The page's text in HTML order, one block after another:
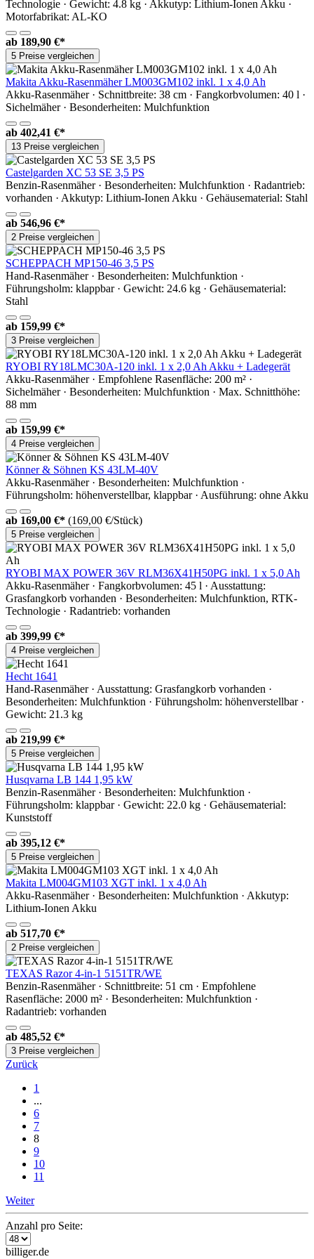
Technologie · Gewicht: 4.8 kg · Akkutyp: Lithium-Ionen Akku ·
Motorfabrikat: AL-KO
ab 189,90 €*
5 Preise vergleichen
Makita Akku-Rasenmäher LM003GM102 inkl. 1 x 4,0 Ah
Akku-Rasenmäher · Schnittbreite: 38 cm · Fangkorbvolumen: 40 l ·
Sichelmäher · Besonderheiten: Mulchfunktion
ab 402,41 €*
13 Preise vergleichen
Castelgarden XC 53 SE 3,5 PS
Benzin-Rasenmäher · Besonderheiten: Mulchfunktion · Radantrieb:
vorhanden · Akkutyp: Lithium-Ionen Akku · Gehäusematerial: Stahl
ab 546,96 €*
2 Preise vergleichen
SCHEPPACH MP150-46 3,5 PS
Hand-Rasenmäher · Besonderheiten: Mulchfunktion ·
Führungsholm: klappbar · Gewicht: 24.6 kg · Gehäusematerial:
Stahl
ab 159,99 €*
3 Preise vergleichen
RYOBI RY18LMC30A-120 inkl. 1 x 2,0 Ah Akku + Ladegerät
Akku-Rasenmäher · Empfohlene Rasenfläche: 200 m² ·
Sichelmäher · Besonderheiten: Mulchfunktion · Max. Schnitthöhe:
88 mm
ab 159,99 €*
4 Preise vergleichen
Könner & Söhnen KS 43LM-40V
Akku-Rasenmäher · Besonderheiten: Mulchfunktion ·
Führungsholm: höhenverstellbar, klappbar · Ausführung: ohne Akku
ab 169,00 €* (169,00 €/Stück)
5 Preise vergleichen
RYOBI MAX POWER 36V RLM36X41H50PG inkl. 1 x 5,0 Ah
Akku-Rasenmäher · Fangkorbvolumen: 45 l · Ausstattung:
Grasfangkorb vorhanden · Besonderheiten: Mulchfunktion, RTK-
Technologie · Radantrieb: vorhanden
ab 399,99 €*
4 Preise vergleichen
Hecht 1641
Hand-Rasenmäher · Ausstattung: Grasfangkorb vorhanden ·
Besonderheiten: Mulchfunktion · Führungsholm: höhenverstellbar ·
Gewicht: 21.3 kg
ab 219,99 €*
5 Preise vergleichen
Husqvarna LB 144 1,95 kW
Benzin-Rasenmäher · Besonderheiten: Mulchfunktion ·
Führungsholm: klappbar · Gewicht: 22.0 kg · Gehäusematerial:
Kunststoff
ab 395,12 €*
5 Preise vergleichen
Makita LM004GM103 XGT inkl. 1 x 4,0 Ah
Akku-Rasenmäher · Besonderheiten: Mulchfunktion · Akkutyp:
Lithium-Ionen Akku
ab 517,70 €*
2 Preise vergleichen
TEXAS Razor 4-in-1 5151TR/WE
Benzin-Rasenmäher · Schnittbreite: 51 cm · Empfohlene
Rasenfläche: 2000 m² · Besonderheiten: Mulchfunktion ·
Radantrieb: vorhanden
ab 485,52 €*
3 Preise vergleichen
Zurück
1
...
6
7
8
9
10
11
Weiter
Anzahl pro Seite:
billiger.de